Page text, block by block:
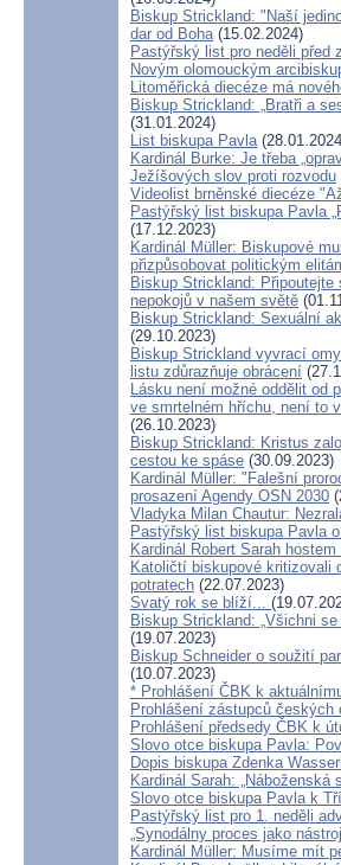
Biskup Strickland: "Naší
dar od Boha(15.02.2024)
Pastýřský list pro neděli před
Novým olomouckým
Litoměřická diecéze má
Biskup Strickland: „Bratři a
(31.01.2024)
List biskupa Pavla
Kardinál Burke: Je třeba
Ježíšových slov proti rozvodu
Videolist brněnské diecéze
Pastýřský list biskupa Pavla
(17.12.2023)
Kardinál Müller: Biskupové
přizpůsobovat politickým
Biskup Strickland:
nepokojů v našem světě
Biskup Strickland: Sexuální
(29.10.2023)
Biskup Strickland vyvrací
listu zdůrazňuje obrácení
Lásku není možné oddělit od
ve smrtelném hříchu, není to
(26.10.2023)
Biskup Strickland: Kristus
cestou ke spáse (30.09.2023)
Kardinál Müller: "Falešní
prosazení Agendy OSN 2030
Vladyka Milan Chautur:
Pastýřský list biskupa Pavla
Kardinál Robert Sarah
Katoličtí biskupové kritizovali
potratech (22.07.2023)
Svatý rok se blíží...
Biskup Strickland: „Všichni
(19.07.2023)
Biskup Schneider o soužití
(10.07.2023)
* Prohlášení ČBK k
Prohlášení zástupců
Prohlášení předsedy ČBK k
Slovo otce biskupa Pavla:
Dopis biskupa Zdenka
Kardinál Sarah: „Náboženská
Slovo otce biskupa Pavla k
Pastýřský list pro 1. neděli
„Synodálny proces jako
Kardinál Müller: Musíme mít